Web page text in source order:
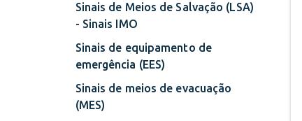
Sinais de Meios de Salvação (LSA)
- Sinais IMO
Sinais de equipamento de
emergência (EES)
Sinais de meios de evacuação
(MES)